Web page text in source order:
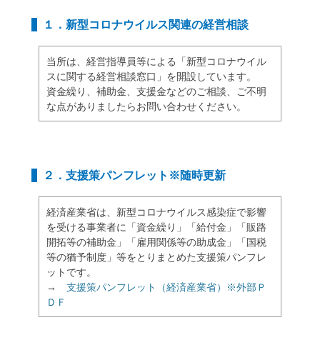
１．新型コロナウイルス関連の経営相談
当所は、経営指導員等による「新型コロナウイル
スに関する経営相談窓口」を開設しています。
資金繰り、補助金、支援金などのご相談、ご不明
な点がありましたらお問い合わせください。
２．支援策パンフレット※随時更新
経済産業省は、新型コロナウイルス感染症で影響
を受ける事業者に「資金繰り」「給付金」「販路
開拓等の補助金」「雇用関係等の助成金」「国税
等の猶予制度」等をとりまとめた支援策パンフレ
ットです。
→ 支援策パンフレット（経済産業省）※外部Ｐ
ＤＦ